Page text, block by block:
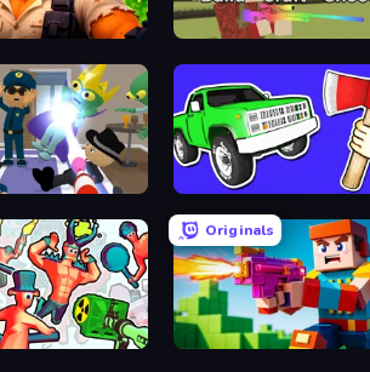
Escape Voxiom.io
Smash the Car to Pieces!
2
Originals
Bit Gun.io